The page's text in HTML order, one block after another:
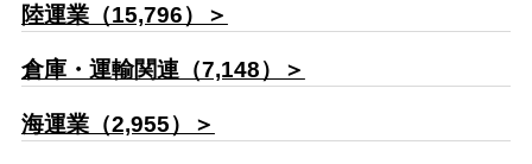
陸運業（15,796）＞
倉庫・運輸関連（7,148）＞
海運業（2,955）＞